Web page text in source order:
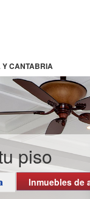
Y CANTABRIA
piso
Inmuebles de